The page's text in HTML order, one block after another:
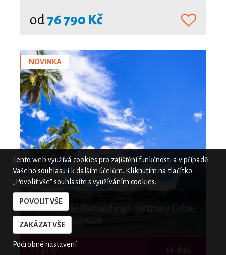
Tento web využívá cookies pro zajištění funkčnosti a v případě
Vašeho souhlasu i k dalším účelům. Kliknutím na tlačítko
„Povolit vše“ souhlasíte s využíváním cookies.
POVOLIT VŠE
ZAKÁZAT VŠE
Podrobné nastavení
od76 790 Kč
NOVINKA
Pozor, jede Butanding! - ostrovy Cebu,
Bohol a Palawan
16 dnů